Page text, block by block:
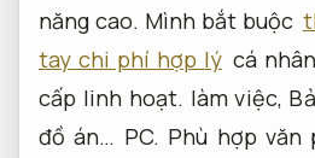
năng cao. Mình bắt buộc
tay chi phí hợp lý cá
cấp linh hoạt. làm việc,
đồ án… PC. Phù hợp văn